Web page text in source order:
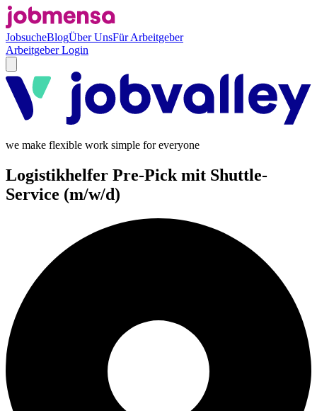
JobsucheBlogÜber UnsFür Arbeitgeber
Arbeitgeber Login
we make flexible work simple for everyone
Logistikhelfer Pre-Pick mit Shuttle-
Service (m/w/d)